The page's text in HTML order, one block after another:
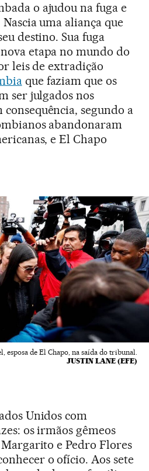
o ajudou na fuga e
uma aliança que
destino. Sua fuga
etapa no mundo do
leis de extradição
que faziam que os
ser julgados nos
segundo a
abandonaram
e El Chapo
esposa de El Chapo, na saída do tribunal.
JUSTIN LANE (EFE)
Unidos com
os irmãos gêmeos
e Pedro Flores
o ofício. Aos sete